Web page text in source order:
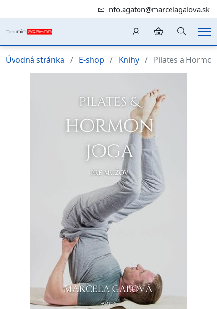
info.agaton@marcelagalova.sk
Hledání
Úvodná stránka E-shop Knihy Pilates a